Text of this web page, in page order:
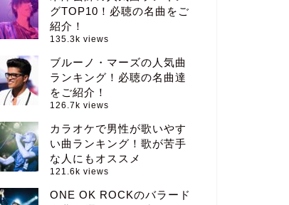
グTOP10！必聴の名曲をご
紹介！
135.3k views
ブルーノ・マーズの人気曲
ランキング！必聴の名曲達
をご紹介！
126.7k views
カラオケで男性が歌いやす
い曲ランキング！歌が苦手
な人にもオススメ
121.6k views
ONE OK ROCKのバラード